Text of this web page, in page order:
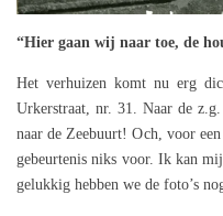
“Hier gaan wij naar toe, de
Het verhuizen komt nu erg
Urkerstraat, nr. 31. Naar de
naar de Zeebuurt! Och, voor
gebeurtenis niks voor. Ik kan
gelukkig hebben we de foto’s